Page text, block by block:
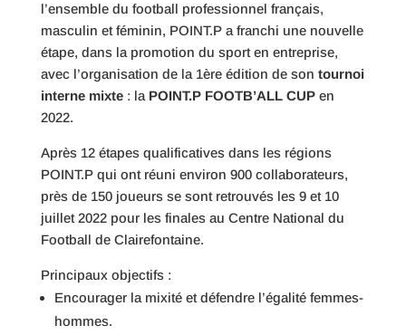
l’ensemble du football professionnel français,
masculin et féminin, POINT.P a franchi une nouvelle
étape, dans la promotion du sport en entreprise,
avec l’organisation de la 1ère édition de son tournoi
interne mixte: la POINT.P FOOTB’ALL CUPen
2022.
Après 12 étapes qualificatives dans les régions
POINT.P qui ont réuni environ 900 collaborateurs,
près de 150 joueurs se sont retrouvés les 9 et 10
juillet 2022 pour les finales au Centre National du
Football de Clairefontaine.
Principaux objectifs :
Encourager la mixité et défendre l’égalité femmes-
hommes.